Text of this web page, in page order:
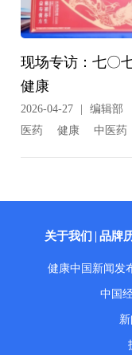
现场专访：七〇
健康
2026-04-27
编辑部
医药
健康 中医药
关于我们 品牌
健康中国新闻发
中国